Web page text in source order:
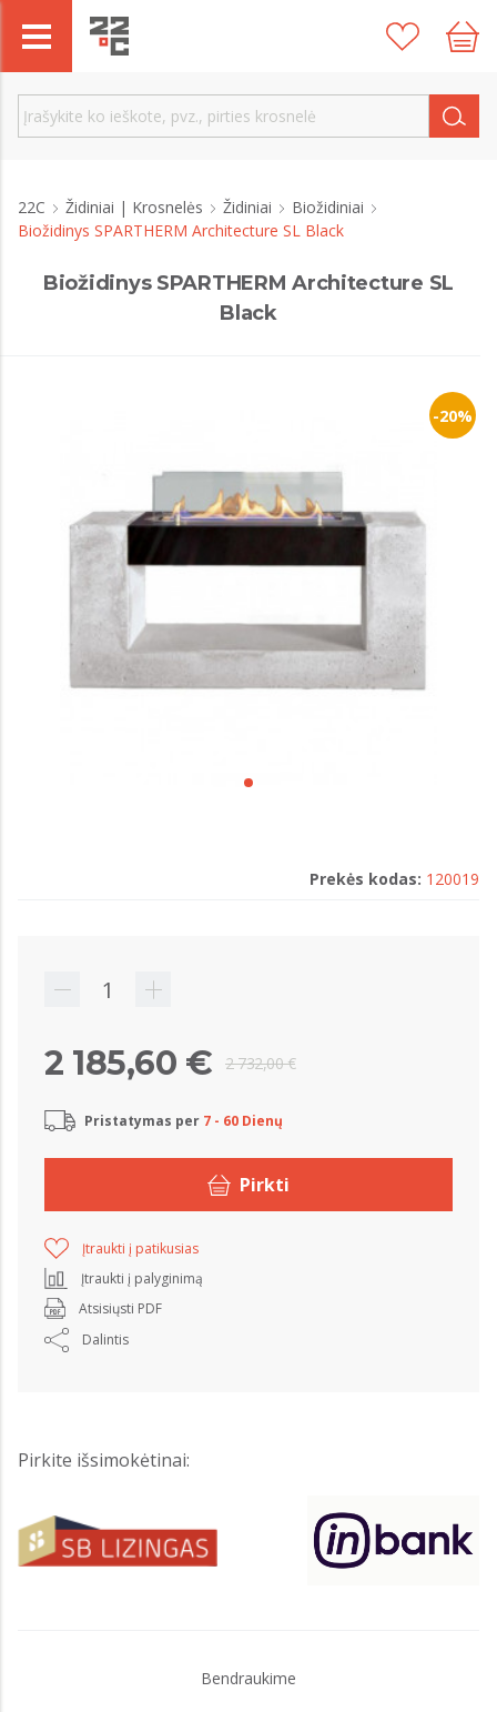
22C Židiniai | Krosnelės Židiniai
Biožidiniai
Biožidinys SPARTHERM Architecture SL Black
Biožidinys SPARTHERM Architecture SL
Black
-20%
Prekės kodas: 120019
2 732,00 €
2 185,60 €
Pristatymas per 7 - 60 Dienų
Pirkti
Įtraukti į patikusias
Įtraukti į palyginimą
Atsisiųsti PDF
Dalintis
Pirkite išsimokėtinai:
Bendraukime